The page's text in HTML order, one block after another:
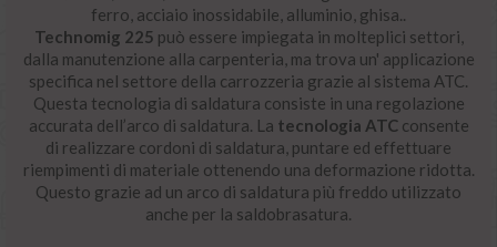
ferro, acciaio inossidabile, alluminio, ghisa..
Technomig 225 può essere impiegata in molteplici settori,
dalla manutenzione alla carpenteria, ma trova un' applicazione
specifica nel settore della carrozzeria grazie al sistema ATC.
Questa tecnologia di saldatura consiste in una regolazione
accurata dell’arco di saldatura. La tecnologia ATCconsente
di realizzare cordoni di saldatura, puntare ed effettuare
riempimenti di materiale ottenendo una deformazione ridotta.
Questo grazie ad un arco di saldatura più freddo utilizzato
anche per la saldobrasatura.